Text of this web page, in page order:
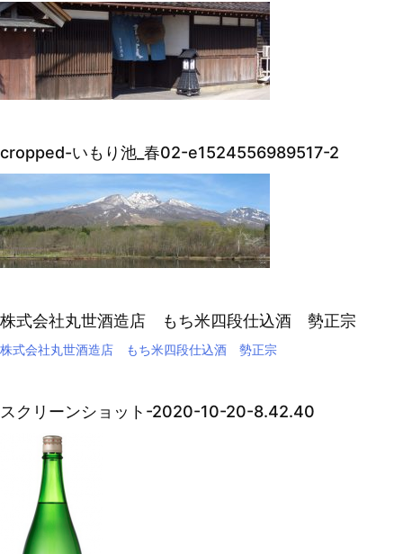
cropped-いもり池_春02-e1524556989517-2
株式会社丸世酒造店 もち米四段仕込酒 勢正宗
株式会社丸世酒造店 もち米四段仕込酒 勢正宗
スクリーンショット-2020-10-20-8.42.40